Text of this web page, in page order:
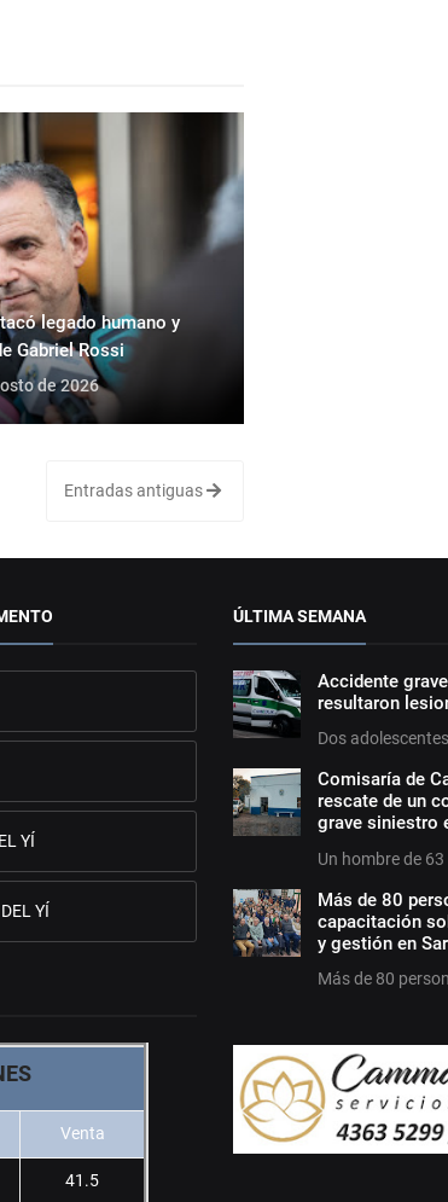
legado humano y
Gabriel Rossi
de 2026
Entradas antiguas
YÍ
YÍ
Venta
41.5
ÚLTIMA SEMANA
Accidente
resultaron
Dos
Comisaría de
rescate de un
grave siniestro
Un hombre de
Más de 80
capacitación
y gestión en
Más de 80